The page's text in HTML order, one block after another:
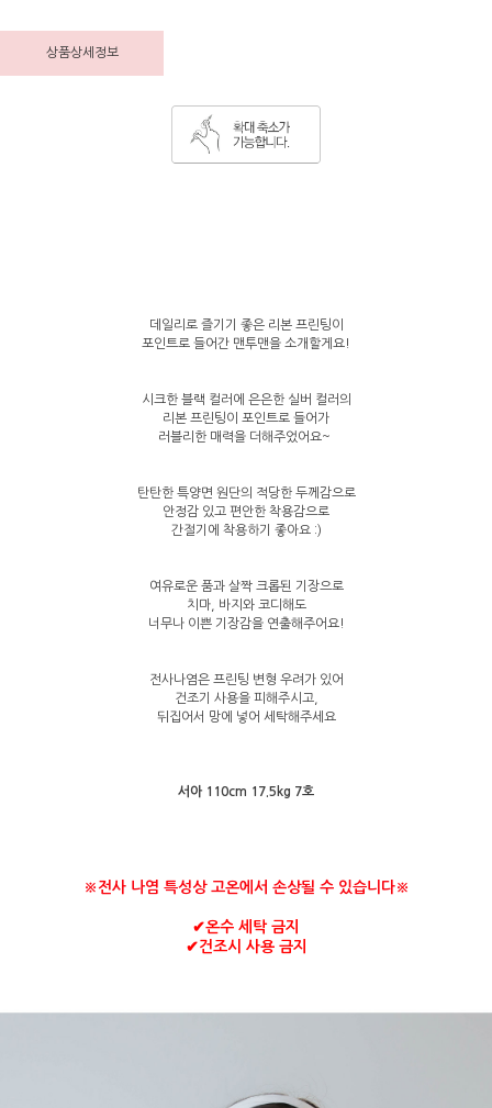
상품상세정보
데일리로 즐기기 좋은 리본 프린팅이
포인트로 들어간 맨투맨을 소개할게요!
시크한 블랙 컬러에 은은한 실버 컬러의
리본 프린팅이 포인트로 들어가
러블리한 매력을 더해주었어요~
탄탄한 특양면 원단의 적당한 두께감으로
안정감 있고 편안한 착용감으로
간절기에 착용하기 좋아요 :)
여유로운 품과 살짝 크롭된 기장으로
치마, 바지와 코디해도
너무나 이쁜 기장감을 연출해주어요!
전사나염은 프린팅 변형 우려가 있어
건조기 사용을 피해주시고,
뒤집어서 망에 넣어 세탁해주세요
서아 110cm 17.5kg 7호
※전사 나염 특성상 고온에서 손상될 수 있습니다※
✔온수 세탁 금지
✔건조시 사용 금지